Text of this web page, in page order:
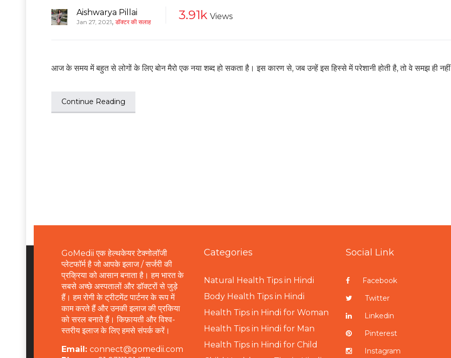
Aishwarya Pillai
Jan 27, 2021, डॉक्टर की सलाह 3.91k Views
आज के समय में बहुत से लोगों के लिए बोन मैरो एक नया शब्द हो सकता है। इस कारण से, जब उन्हें इस हिस्से में परेशानी होती है, तो वे समझ ही नहीं
Continue Reading
GoMedii एक हेल्थकेयर टेक्नोलॉजी
प्लेटफॉर्म है जो आपके इलाज / सर्जरी की
प्रक्रिया को आसान बनाता है। हम भारत के
सबसे अच्छे अस्पतालों और डॉक्टरों से जुड़े
हैं। हम रोगी के ट्रीटमेंट पार्टनर के रूप में
काम करते हैं और उनकी इलाज की प्रकिया
को सरल बनाते हैं। किफ़ायती और विश्व-
स्तरीय इलाज के लिए हमसे संपर्क करें।
Email: connect@gomedii.com
Categories
Natural Health Tips in Hindi
Body Health Tips in Hindi
Health Tips in Hindi for Woman
Health Tips in Hindi for Man
Health Tips in Hindi for Child
Social Link
Facebook
Twitter
Linkedin
Pinterest
Instagram